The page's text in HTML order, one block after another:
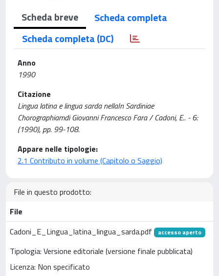
Scheda breve
Scheda completa
Scheda completa (DC)
Anno
1990
Citazione
Lingua latina e lingua sarda nellaIn Sardiniae
Chorographiamdi Giovanni Francesco Fara / Cadoni, E.. - 6:
(1990), pp. 99-108.
Appare nelle tipologie:
2.1 Contributo in volume (Capitolo o Saggio)
File in questo prodotto:
File
Cadoni_E_Lingua_latina_lingua_sarda.pdf
accesso aperto
Tipologia: Versione editoriale (versione finale pubblicata)
Licenza: Non specificato